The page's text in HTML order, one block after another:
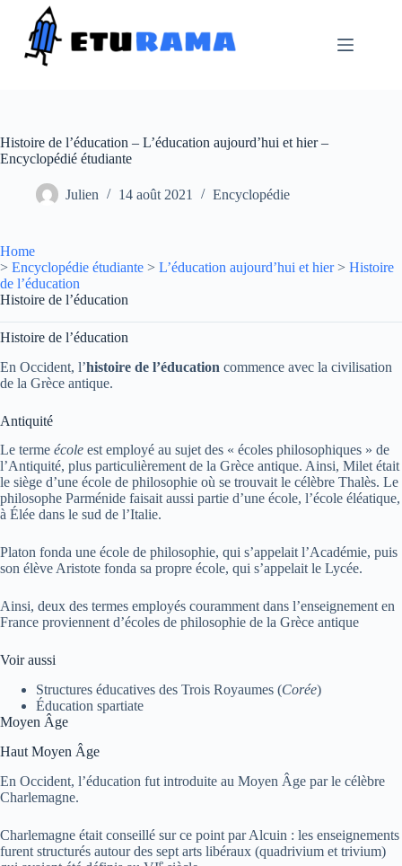
contenu
Histoire de l’éducation – L’éducation aujourd’hui et hier –
Encyclopédié étudiante
Julien 14 août 2021 Encyclopédie
Home
> Encyclopédie étudiante > L’éducation aujourd’hui et hier> Histoire
de l’éducation
Histoire de l’éducation
Histoire de l’éducation
En Occident, l’histoire de l’éducation commence avec la civilisation
de la Grèce antique.
Antiquité
Le terme école est employé au sujet des « écoles philosophiques » de
l’Antiquité, plus particulièrement de la Grèce antique. Ainsi, Milet était
le siège d’une école de philosophie où se trouvait le célèbre Thalès. Le
philosophe Parménide faisait aussi partie d’une école, l’école éléatique,
à Élée dans le sud de l’Italie.
Platon fonda une école de philosophie, qui s’appelait l’Académie, puis
son élève Aristote fonda sa propre école, qui s’appelait le Lycée.
Ainsi, deux des termes employés couramment dans l’enseignement en
France proviennent d’écoles de philosophie de la Grèce antique
Voir aussi
Structures éducatives des Trois Royaumes (Corée)
Éducation spartiate
Moyen Âge
Haut Moyen Âge
En Occident, l’éducation fut introduite au Moyen Âge par le célèbre
Charlemagne.
Charlemagne était conseillé sur ce point par Alcuin : les enseignements
furent structurés autour des sept arts libéraux (quadrivium et trivium)
e